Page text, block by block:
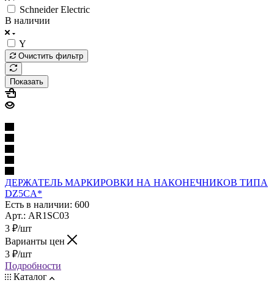
Schneider Electric
В наличии
Y
Очистить фильтр
Показать
ДЕРЖАТЕЛЬ МАРКИРОВКИ НА НАКОНЕЧНИКОВ ТИПА
DZ5CA*
Есть в наличии: 600
Арт.: AR1SC03
3 ₽/шт
Варианты цен
3 ₽/шт
Подробности
Каталог